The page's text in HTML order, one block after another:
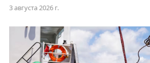
3 августа 2026 г.